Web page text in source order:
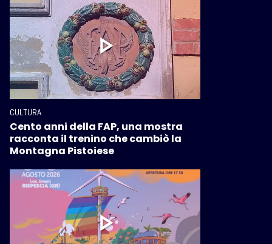
CULTURA
Cento anni della FAP, una mostra
racconta il trenino che cambiò la
Montagna Pistoiese